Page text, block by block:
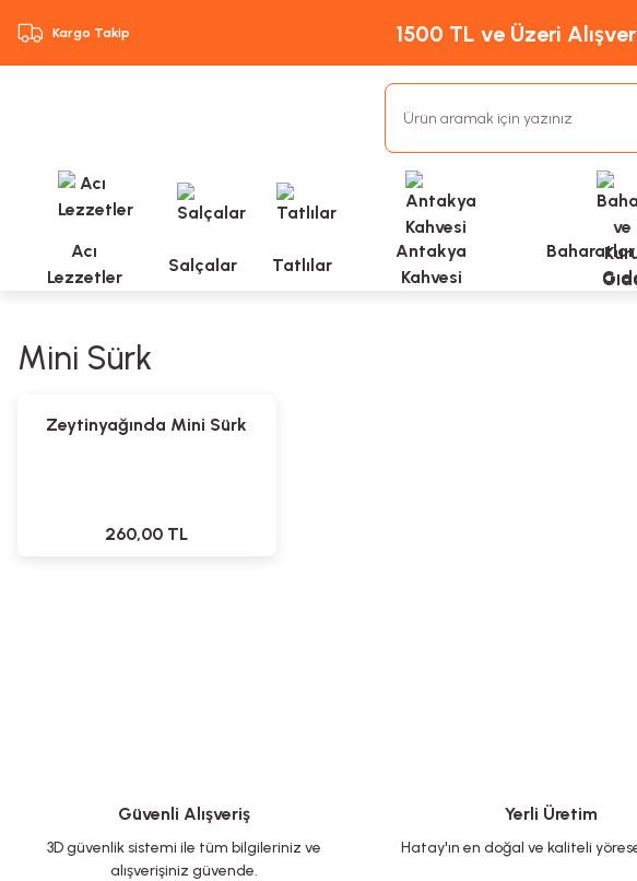
Kargo Takip 1500 TL ve Üzeri
Acı
Lezzetler
Salçalar Tatlılar
Antakya
Kahvesi
Baharatlar
Mini Sürk
Zeytinyağında Mini Sürk
260,00 TL
Güvenli Alışveriş
3D güvenlik sistemi ile tüm bilgileriniz ve
alışverişiniz güvende.
Yerli Üretim
Hatay'ın en doğal ve kaliteli